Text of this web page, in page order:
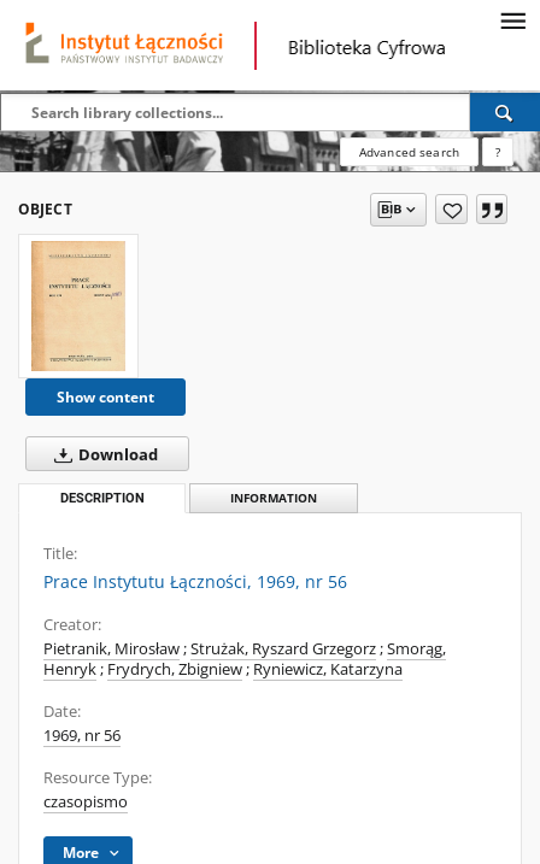
Advanced search ?
OBJECT
Show content
Download
DESCRIPTION INFORMATION
Title:
Prace Instytutu Łączności, 1969, nr 56
Creator:
Pietranik, Mirosław;Strużak, Ryszard Grzegorz;Smorąg,
Henryk; Frydrych, Zbigniew; Ryniewicz, Katarzyna
Date:
1969, nr 56
Resource Type:
czasopismo
More